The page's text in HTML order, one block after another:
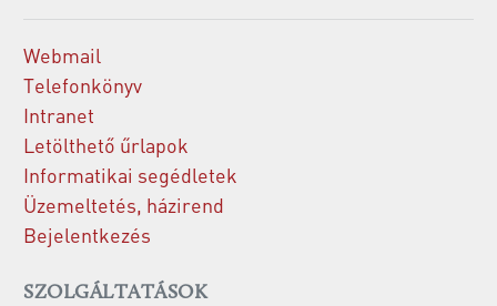
Webmail
Telefonkönyv
Intranet
Letölthető űrlapok
Informatikai segédletek
Üzemeltetés, házirend
Bejelentkezés
SZOLGÁLTATÁSOK